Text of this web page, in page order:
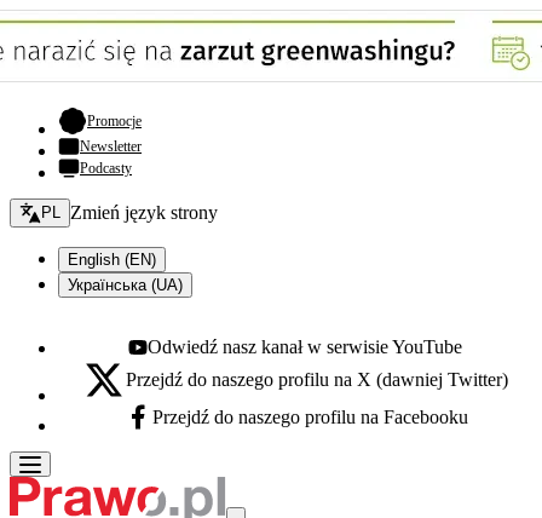
Promocje- otwiera się w nowej karcie
Newsletter
Podcasty
Zmień język - bieżący:
PL Zmień język strony
English (EN)
Українська (UA)
Youtube - otwiera się w nowej karcie
Odwiedź nasz kanał w serwisie YouTube
X - otwiera się w nowej karcie
Przejdź do naszego profilu na X (dawniej Twitter)
Facebook - otwiera się w nowej karcie
Przejdź do naszego profilu na Facebooku